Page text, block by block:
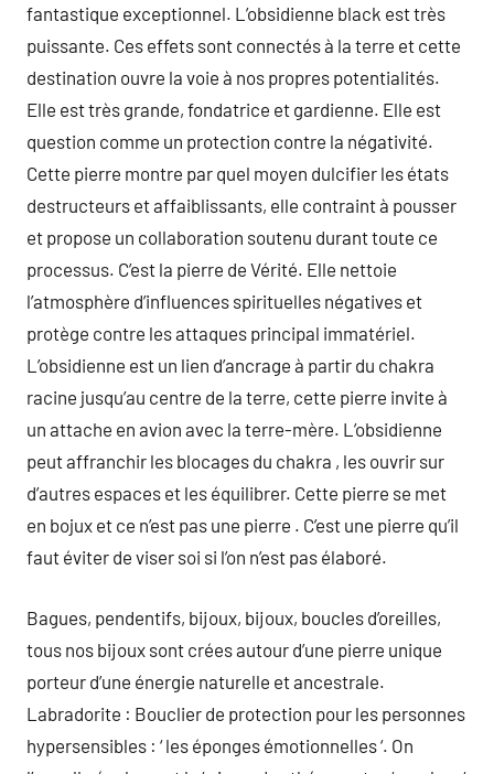
fantastique exceptionnel. L’obsidienne black est très
puissante. Ces effets sont connectés à la terre et cette
destination ouvre la voie à nos propres potentialités.
Elle est très grande, fondatrice et gardienne. Elle est
question comme un protection contre la négativité.
Cette pierre montre par quel moyen dulcifier les états
destructeurs et affaiblissants, elle contraint à pousser
et propose un collaboration soutenu durant toute ce
processus. C’est la pierre de Vérité. Elle nettoie
l’atmosphère d’influences spirituelles négatives et
protège contre les attaques principal immatériel.
L’obsidienne est un lien d’ancrage à partir du chakra
racine jusqu’au centre de la terre, cette pierre invite à
un attache en avion avec la terre-mère. L’obsidienne
peut affranchir les blocages du chakra , les ouvrir sur
d’autres espaces et les équilibrer. Cette pierre se met
en bojux et ce n’est pas une pierre . C’est une pierre qu’il
faut éviter de viser soi si l’on n’est pas élaboré.
Bagues, pendentifs, bijoux, bijoux, boucles d’oreilles,
tous nos bijoux sont crées autour d’une pierre unique
porteur d’une énergie naturelle et ancestrale.
Labradorite : Bouclier de protection pour les personnes
hypersensibles : ‘ les éponges émotionnelles ‘. On